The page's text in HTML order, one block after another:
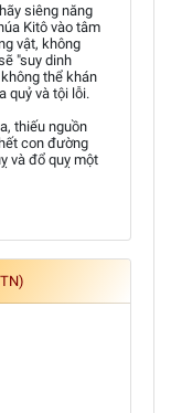
siêng năng
Kitô vào tâm
vật, không
"suy dinh
thể khán
quỷ và tội lỗi.
thiếu nguồn
con đường
và đổ quỵ một